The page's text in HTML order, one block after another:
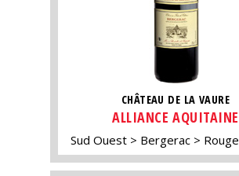
CHÂTEAU DE LA VAURE
ALLIANCE AQUITAINE
Sud Ouest Bergerac Rouge